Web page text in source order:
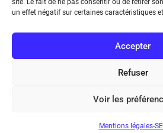
site. Le fait de ne pas consentir ou de retirer
un effet négatif sur certaines caractéristiques
Accepter
Refuser
Voir les
Mentions légales-
Conditions Générales de